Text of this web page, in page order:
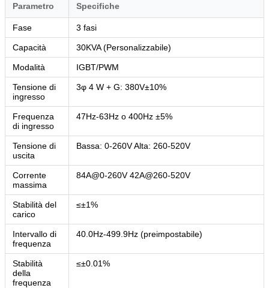
Parametro Specifiche
Fase 3 fasi
Capacità 30KVA (Personalizzabile)
Modalità IGBT/PWM
Tensione di
ingresso
3φ 4 W + G: 380V±10%
Frequenza
di ingresso
47Hz-63Hz o 400Hz ±5%
Tensione di
uscita
Bassa: 0-260V Alta: 260-520V
Corrente
massima
84A@0-260V 42A@260-520V
Stabilità del
carico
≤±1%
Intervallo di
frequenza
40.0Hz-499.9Hz (preimpostabile)
Stabilità
della
frequenza
≤±0.01%